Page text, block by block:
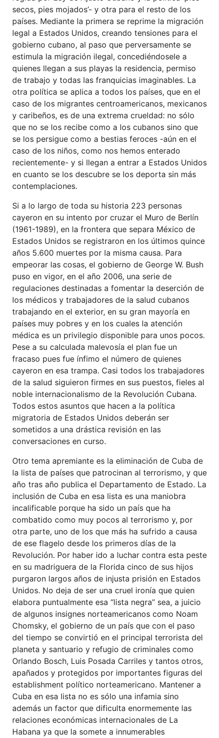
secos, pies mojados’- y otra para el resto de los
países. Mediante la primera se reprime la migración
legal a Estados Unidos, creando tensiones para el
gobierno cubano, al paso que perversamente se
estimula la migración ilegal, concediéndosele a
quienes llegan a sus playas la residencia, permiso
de trabajo y todas las franquicias imaginables. La
otra política se aplica a todos los países, que en el
caso de los migrantes centroamericanos, mexicanos
y caribeños, es de una extrema crueldad: no sólo
que no se los recibe como a los cubanos sino que
se los persigue como a bestias feroces -aún en el
caso de los niños, como nos hemos enterado
recientemente- y si llegan a entrar a Estados Unidos
en cuanto se los descubre se los deporta sin más
contemplaciones.
Si a lo largo de toda su historia 223 personas
cayeron en su intento por cruzar el Muro de Berlín
(1961-1989), en la frontera que separa México de
Estados Unidos se registraron en los últimos quince
años 5.600 muertes por la misma causa. Para
empeorar las cosas, el gobierno de George W. Bush
puso en vigor, en el año 2006, una serie de
regulaciones destinadas a fomentar la deserción de
los médicos y trabajadores de la salud cubanos
trabajando en el exterior, en su gran mayoría en
países muy pobres y en los cuales la atención
médica es un privilegio disponible para unos pocos.
Pese a su calculada malevosía el plan fue un
fracaso pues fue ínfimo el número de quienes
cayeron en esa trampa. Casi todos los trabajadores
de la salud siguieron firmes en sus puestos, fieles al
noble internacionalismo de la Revolución Cubana.
Todos estos asuntos que hacen a la política
migratoria de Estados Unidos deberán ser
sometidos a una drástica revisión en las
conversaciones en curso.
Otro tema apremiante es la eliminación de Cuba de
la lista de países que patrocinan al terrorismo, y que
año tras año publica el Departamento de Estado. La
inclusión de Cuba en esa lista es una maniobra
incalificable porque ha sido un país que ha
combatido como muy pocos al terrorismo y, por
otra parte, uno de los que más ha sufrido a causa
de ese flagelo desde los primeros días de la
Revolución. Por haber ido a luchar contra esta peste
en su madriguera de la Florida cinco de sus hijos
purgaron largos años de injusta prisión en Estados
Unidos. No deja de ser una cruel ironía que quien
elabora puntualmente esa “lista negra” sea, a juicio
de algunos insignes norteamericanos como Noam
Chomsky, el gobierno de un país que con el paso
del tiempo se convirtió en el principal terrorista del
planeta y santuario y refugio de criminales como
Orlando Bosch, Luis Posada Carriles y tantos otros,
apañados y protegidos por importantes figuras del
establishment político norteamericano. Mantener a
Cuba en esa lista no es sólo una infamia sino
además un factor que dificulta enormemente las
relaciones económicas internacionales de La
Habana ya que la somete a innumerables